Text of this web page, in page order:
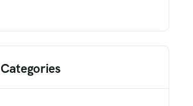
Categories